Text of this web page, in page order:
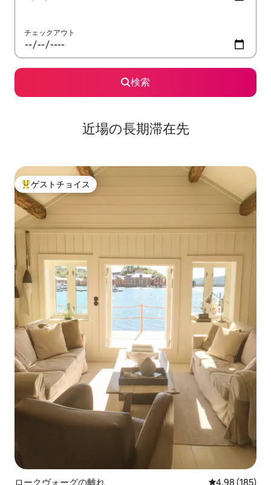
チェックアウト
検索
近場の長期滞在先
大好評のゲストチョイスです。
ゲストチョイス
ロークヴォーグの離れ レビュー185
4.98 (185)